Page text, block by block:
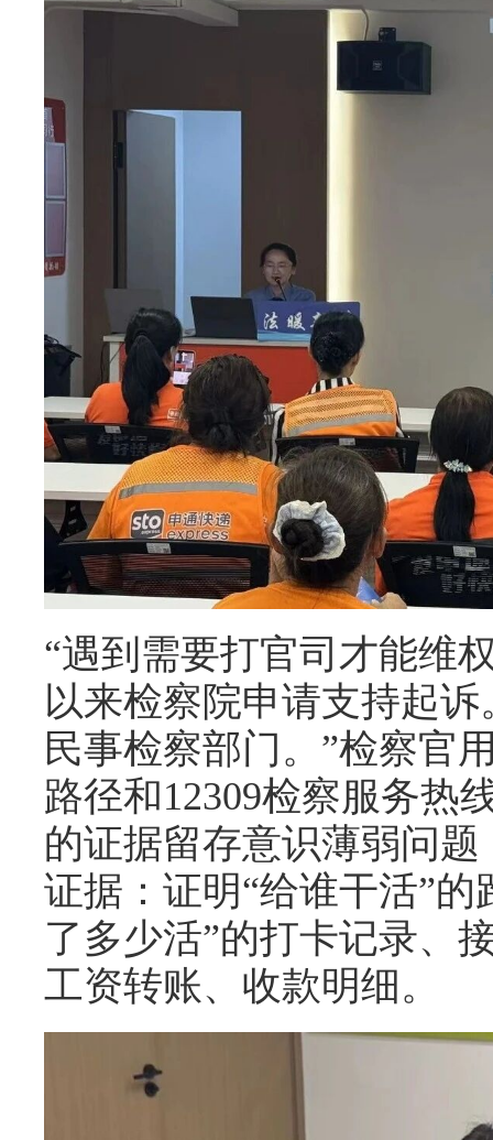
“遇到需要打官司才能维
以来检察院申请支持起
民事检察部门。”检察官
路径和12309检察服务热
的证据留存意识薄弱问
证据：证明“给谁干活”
了多少活”的打卡记录、
工资转账、收款明细。